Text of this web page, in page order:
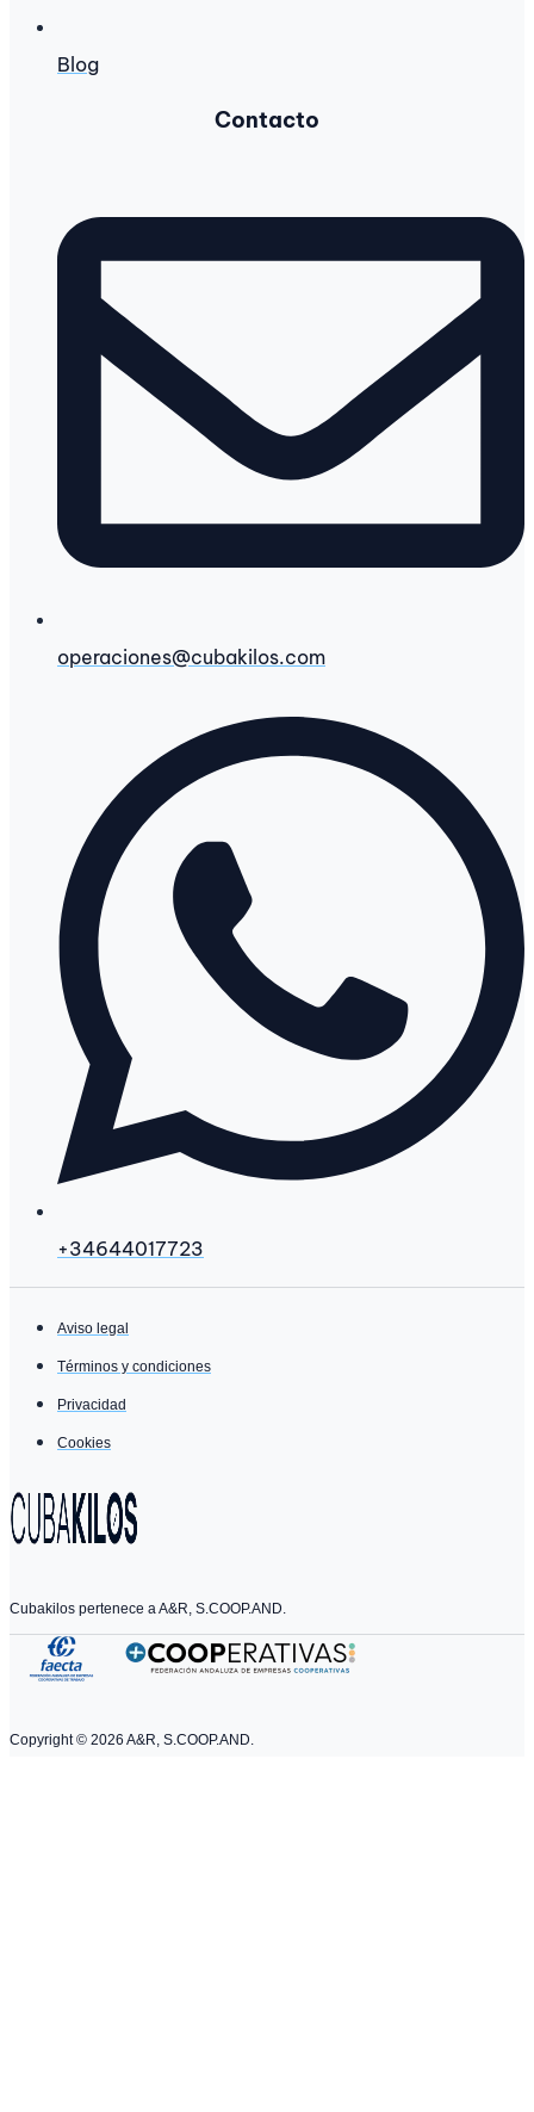
Blog
Contacto
operaciones@cubakilos.com
+34644017723
Aviso legal
Términos y condiciones
Privacidad
Cookies
Cubakilos pertenece a A&R, S.COOP.AND.
Copyright © 2026 A&R, S.COOP.AND.